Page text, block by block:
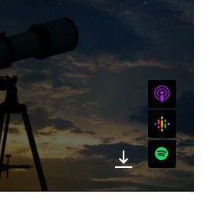
Google
Spotify